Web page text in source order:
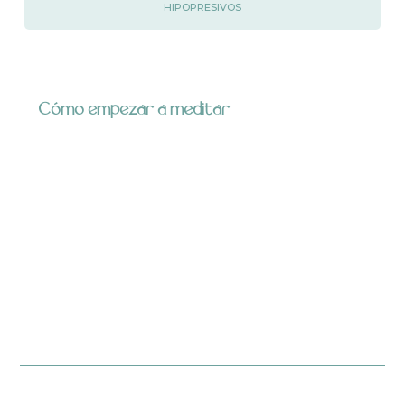
HIPOPRESIVOS
Cómo empezar a meditar